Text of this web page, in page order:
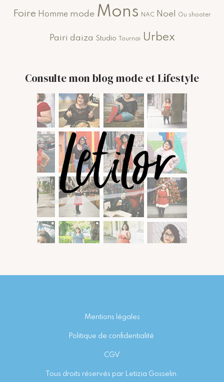
Foire Homme mode Mons NAC Noel Ou shooter
Pairi daiza Studio Tournai Urbex
Consulte mon blog mode et Lifestyle
Mentions légales
Politique de confidentialité
CGV
Tous droits réservés par Letizia Gosselin.